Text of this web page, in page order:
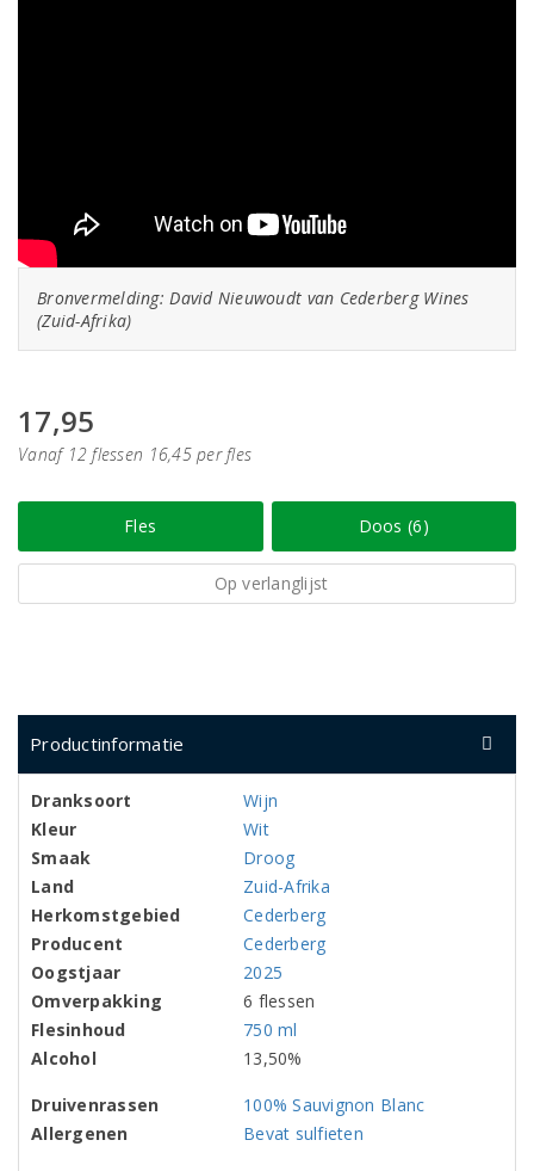
Bronvermelding: David Nieuwoudt van Cederberg Wines
(Zuid-Afrika)
17,95
Vanaf 12 flessen 16,45 per fles
Fles Doos (6)
Op verlanglijst
Productinformatie
Dranksoort
Wijn
Kleur
Wit
Smaak
Droog
Land
Zuid-Afrika
Herkomstgebied
Cederberg
Producent
Cederberg
Oogstjaar
2025
Omverpakking
6 flessen
Flesinhoud
750 ml
Alcohol
13,50%
Druivenrassen
100% Sauvignon Blanc
Allergenen
Bevat sulfieten